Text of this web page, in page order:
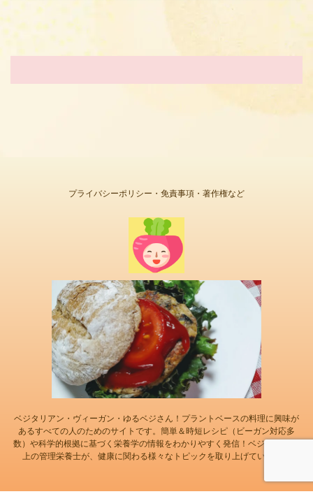
プライバシーポリシー・免責事項・著作権など
ベジタリアン・ヴィーガン・ゆるベジさん！プラントベースの料理に興味が
あるすべての人のためのサイトです。簡単＆時短レシピ（ビーガン対応多
数）や科学的根拠に基づく栄養学の情報をわかりやすく発信！ベジ歴20年以
上の管理栄養士が、健康に関わる様々なトピックを取り上げています！